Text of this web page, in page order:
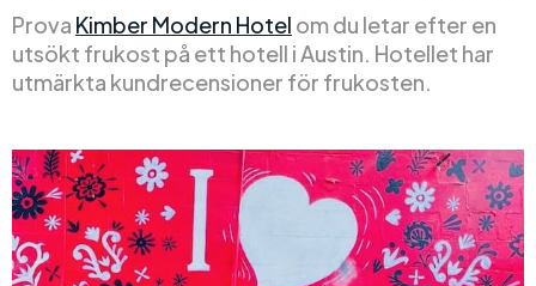
Prova Kimber Modern Hotel om du letar efter en
utsökt frukost på ett hotell i Austin. Hotellet har
utmärkta kundrecensioner för frukosten.